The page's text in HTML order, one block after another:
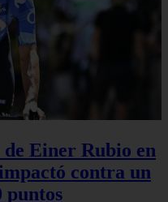
Einer Rubio en
contra un
puntos